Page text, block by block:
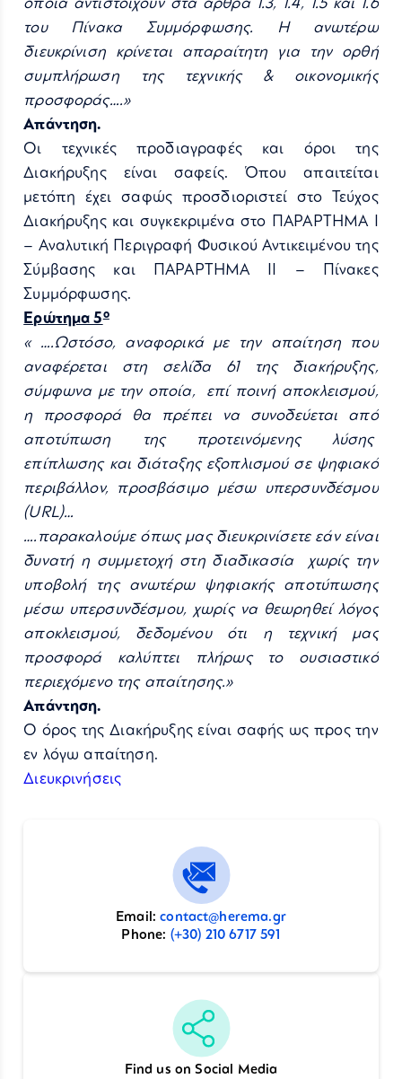
οποία αντιστοιχούν στα άρθρα 1.3, 1.4, 1.5 και 1.6
του Πίνακα Συμμόρφωσης. Η ανωτέρω
διευκρίνιση κρίνεται απαραίτητη για την ορθή
συμπλήρωση της τεχνικής & οικονομικής
προσφοράς….»
Απάντηση.
Οι τεχνικές προδιαγραφές και όροι της
Διακήρυξης είναι σαφείς. Όπου απαιτείται
μετόπη έχει σαφώς προσδιοριστεί στο Τεύχος
Διακήρυξης και συγκεκριμένα στο ΠΑΡΑΡΤΗΜΑ Ι
– Αναλυτική Περιγραφή Φυσικού Αντικειμένου της
Σύμβασης και ΠΑΡΑΡΤΗΜΑ ΙΙ – Πίνακες
Συμμόρφωσης.
Ερώτημα 5ο
« ….Ωστόσο, αναφορικά με την απαίτηση που
αναφέρεται στη σελίδα 61 της διακήρυξης,
σύμφωνα με την οποία, επί ποινή αποκλεισμού,
η προσφορά θα πρέπει να συνοδεύεται από
αποτύπωση της προτεινόμενης λύσης
επίπλωσης και διάταξης εξοπλισμού σε ψηφιακό
περιβάλλον, προσβάσιμο μέσω υπερσυνδέσμου
(URL)…
….παρακαλούμε όπως μας διευκρινίσετε εάν είναι
δυνατή η συμμετοχή στη διαδικασία χωρίς την
υποβολή της ανωτέρω ψηφιακής αποτύπωσης
μέσω υπερσυνδέσμου, χωρίς να θεωρηθεί λόγος
αποκλεισμού, δεδομένου ότι η τεχνική μας
προσφορά καλύπτει πλήρως το ουσιαστικό
περιεχόμενο της απαίτησης.»
Απάντηση.
Ο όρος της Διακήρυξης είναι σαφής ως προς την
εν λόγω απαίτηση.
Διευκρινήσεις
Email:contact@herema.gr
Phone: (+30) 210 6717 591
Find us on Social Media